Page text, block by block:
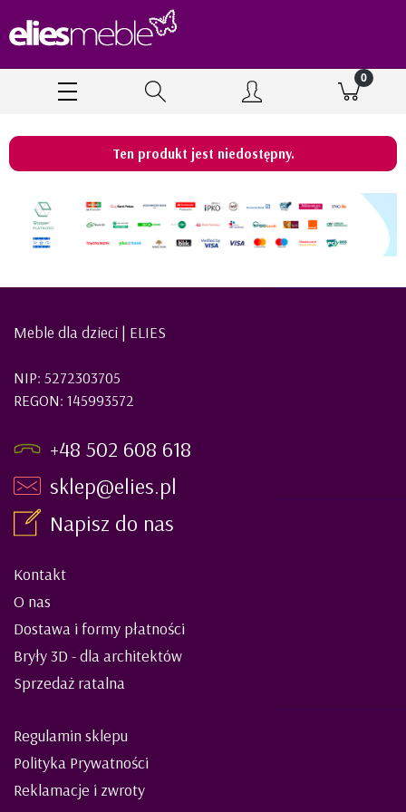
Ten produkt jest niedostępny.
Meble dla dzieci | ELIES
NIP: 5272303705
REGON: 145993572
+48 502 608 618
sklep@elies.pl
Napisz do nas
Kontakt
O nas
Dostawa i formy płatności
Bryły 3D - dla architektów
Sprzedaż ratalna
Regulamin sklepu
Polityka Prywatności
Reklamacje i zwroty